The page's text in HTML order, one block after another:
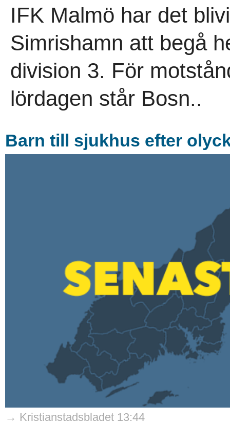
IFK Malmö har det
Simrishamn att begå
division 3. För
lördagen står Bosn..
Barn till sjukhus efter
→ Kristianstadsbladet 13:44